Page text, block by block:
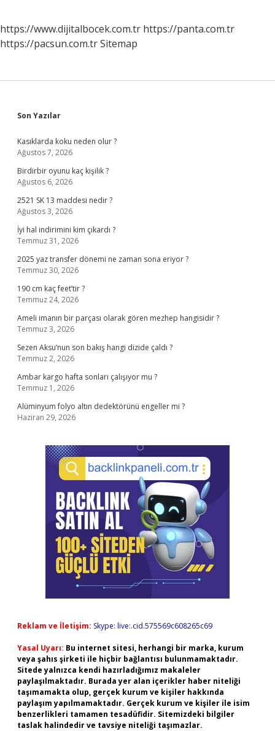
https://www.dijitalbocek.com.tr https://panta.com.tr
https://pacsun.com.trSitemap
Sidebar
Son Yazılar
Kasıklarda koku neden olur ?
Ağustos 7, 2026
Birdirbir oyunu kaç kişilik ?
Ağustos 6, 2026
2521 SK 13 maddesi nedir ?
Ağustos 3, 2026
İyi hal indirimini kim çıkardı ?
Temmuz 31, 2026
2025 yaz transfer dönemi ne zaman sona eriyor ?
Temmuz 30, 2026
190 cm kaç feet’tir ?
Temmuz 24, 2026
Ameli imanın bir parçası olarak gören mezhep hangisidir ?
Temmuz 3, 2026
Sezen Aksu’nun son bakış hangi dizide çaldı ?
Temmuz 2, 2026
Ambar kargo hafta sonları çalışıyor mu ?
Temmuz 1, 2026
Alüminyum folyo altın dedektörünü engeller mi ?
Haziran 29, 2026
Reklam ve İletişim: Skype: live:.cid.575569c608265c69
Yasal Uyarı: Bu internet sitesi, herhangi bir marka, kurum
veya şahıs şirketi ile hiçbir bağlantısı bulunmamaktadır.
Sitede yalnızca kendi hazırladığımız makaleler
paylaşılmaktadır. Burada yer alan içerikler haber niteliği
taşımamakta olup, gerçek kurum ve kişiler hakkında
paylaşım yapılmamaktadır. Gerçek kurum ve kişiler ile isim
benzerlikleri tamamen tesadüfidir. Sitemizdeki bilgiler
taslak halindedir ve tavsiye niteliği taşımazlar.